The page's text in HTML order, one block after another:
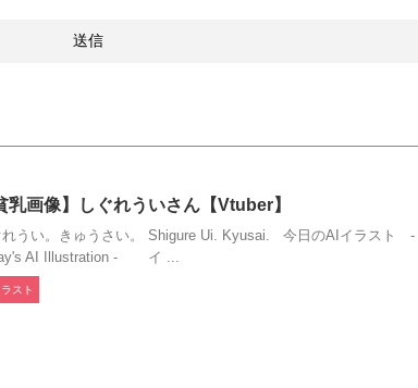
乳画像】しぐれういさん【Vtuber】
れうい。きゅうさい。 Shigure Ui. Kyusai. 今日のAIイラスト -
AI Illustration - イ ...
スト